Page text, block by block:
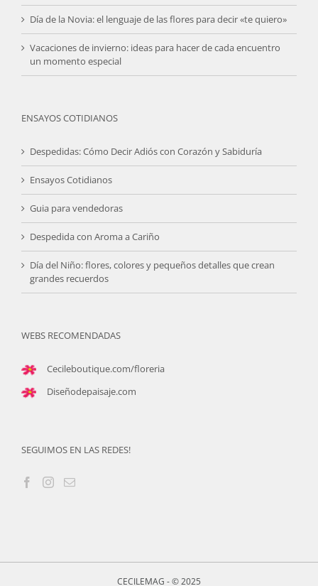
Día de la Novia: el lenguaje de las flores para decir «te quiero»
Vacaciones de invierno: ideas para hacer de cada encuentro
un momento especial
ENSAYOS COTIDIANOS
Despedidas: Cómo Decir Adiós con Corazón y Sabiduría
Ensayos Cotidianos
Guia para vendedoras
Despedida con Aroma a Cariño
Día del Niño: flores, colores y pequeños detalles que crean
grandes recuerdos
WEBS RECOMENDADAS
Cecileboutique.com/floreria
Diseñodepaisaje.com
SEGUIMOS EN LAS REDES!
CECILEMAG - © 2025